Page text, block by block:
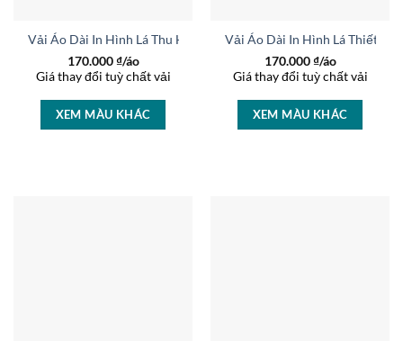
Vải Áo Dài In Hình Lá Thu Hút AD 15911
170.000₫/áo
Giá thay đổi tuỳ chất vải
XEM MÀU KHÁC
Vải Áo Dài In Hình Lá Thiết Kế
170.000₫/áo
Giá thay đổi tuỳ chất vải
XEM MÀU KHÁC